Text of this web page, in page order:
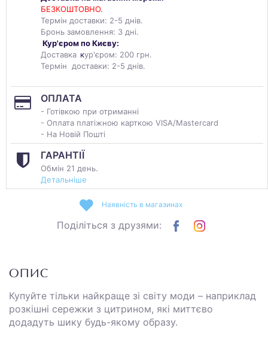
БЕЗКОШТОВНО.
Термін доставки: 2-5 днів.
Бронь замовлення: 3 дні.
Кур'єром по Києву:
Доставка кур'єром: 200 грн.
Термін доставки: 2-5 днів.
ОПЛАТА
- Готівкою при отриманні
- Оплата платіжною карткою VISA/Mastercard
- На Новій Пошті
ГАРАНТІЇ
Обмін 21 день.
Детальніше
Наявність в магазинах
Поділіться з друзями:
ОПИС
Купуйте тільки найкраще зі світу моди – наприклад
розкішні сережки з цитрином, які миттєво
додадуть шику будь-якому образу.